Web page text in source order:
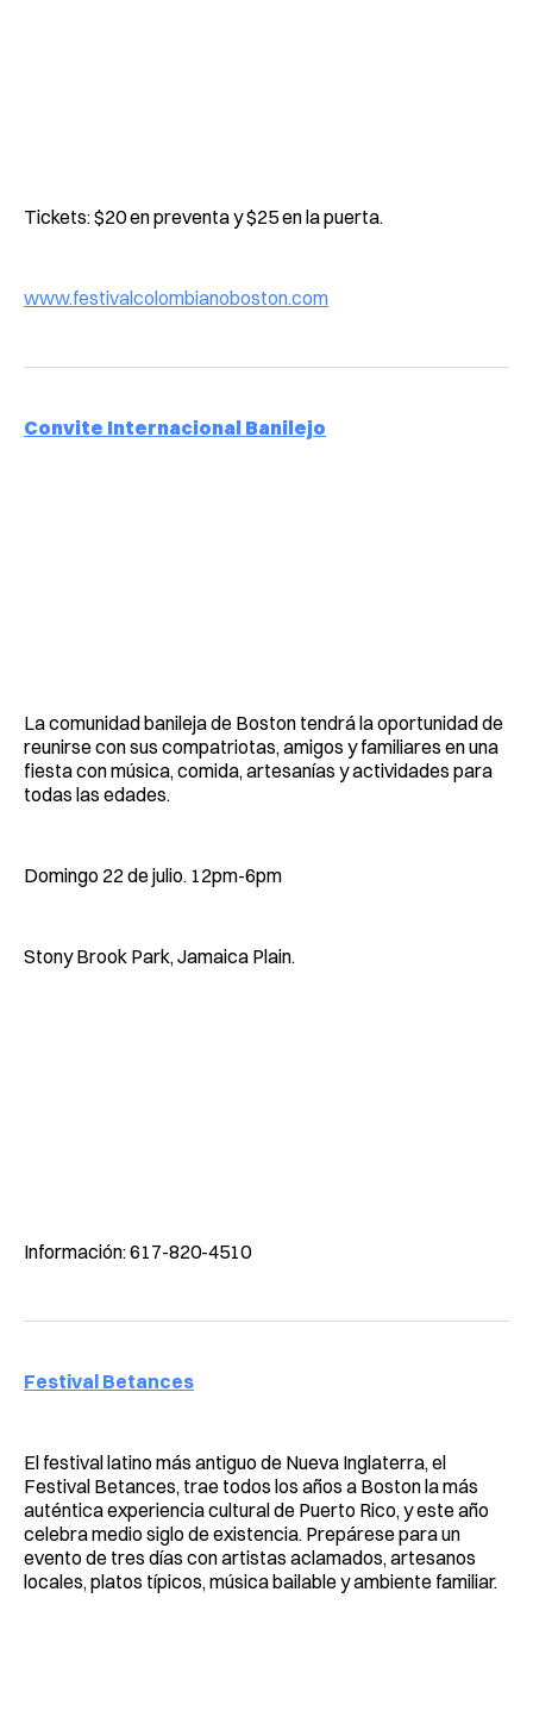
Tickets: $20 en preventa y $25 en la puerta.
www.festivalcolombianoboston.com
Convite Internacional Banilejo
La comunidad banileja de Boston tendrá la oportunidad de
reunirse con sus compatriotas, amigos y familiares en una
fiesta con música, comida, artesanías y actividades para
todas las edades.
Domingo 22 de julio. 12pm-6pm
Stony Brook Park, Jamaica Plain.
Información: 617-820-4510
Festival Betances
El festival latino más antiguo de Nueva Inglaterra, el
Festival Betances, trae todos los años a Boston la más
auténtica experiencia cultural de Puerto Rico, y este año
celebra medio siglo de existencia. Prepárese para un
evento de tres días con artistas aclamados, artesanos
locales, platos típicos, música bailable y ambiente familiar.